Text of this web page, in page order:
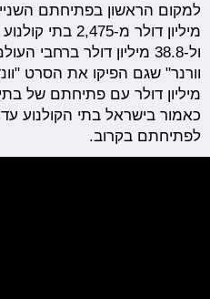
מיליון דולר מ-
ול-38.8 מיליון דולר
מיליון דולר עם פתיחתם של
כאמור בישראל בתי הקולנוע
לפתיחתם בקרוב.